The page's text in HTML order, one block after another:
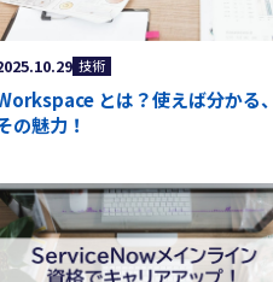
技術
とは？使えば分かる、
の魅力！